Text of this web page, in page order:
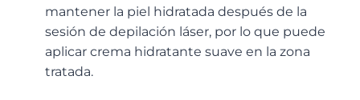
mantener la piel hidratada después de la
sesión de depilación láser, por lo que puede
aplicar crema hidratante suave en la zona
tratada.